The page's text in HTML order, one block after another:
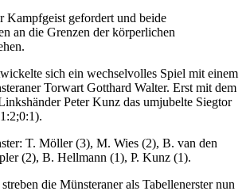
Kampfgeist gefordert und beide
an die Grenzen der körperlichen
sich ein wechselvolles Spiel mit einem
Torwart Gotthard Walter. Erst mit dem
Peter Kunz das umjubelte Siegtor
T. Möller (3), M. Wies (2), B. van den
(2), B. Hellmann (1), P. Kunz (1).
die Münsteraner als Tabellenerster nun